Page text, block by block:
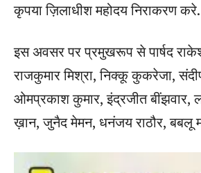
कृपया ज़िलाधीश महोदय निराकरण
इस अवसर पर प्रमुखरूप से पार्षद
राजकुमार मिश्रा, निक्कू कुकरेजा,
ओमप्रकाश कुमार, इंद्रजीत बींझवार,
ख़ान, जुनैद मेमन, धनंजय राठौर, बबलू